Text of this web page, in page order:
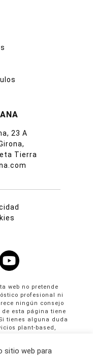
23 A
Tierra
web no pretende
profesional ni
ningún consejo
de esta página tiene
tienes alguna duda
plant-based,
sitio web para